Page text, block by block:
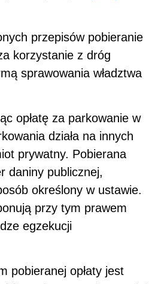
przepisów pobieranie
korzystanie z dróg
sprawowania władztwa
opłatę za parkowanie w
działa na innych
prywatny. Pobierana
daniny publicznej,
określony w ustawie.
przy tym prawem
egzekucji
pobieranej opłaty jest